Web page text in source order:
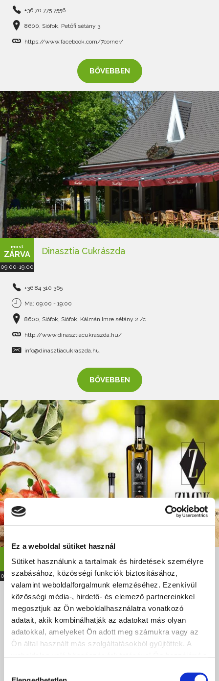
Ez a weboldal sütiket használ
Sütiket használunk a tartalmak és hirdetések személyre
szabásához, közösségi funkciók biztosításához,
valamint weboldalforgalmunk elemzéséhez. Ezenkívül
közösségi média-, hirdető- és elemező partnereinkkel
megosztjuk az Ön weboldalhasználatra vonatkozó
adatait, akik kombinálhatják az adatokat más olyan
adatokkal, amelyeket Ön adott meg számukra vagy az
Ön által használt más szolgáltatásokból gyűjtöttek. A
+36 70 775 7556
8600, Siófok, Petőfi sétány 3.
https://www.facebook.com/7corner/
BŐVEBBEN
most
ZÁRVA
09:00-19:00
Dinasztia Cukrászda
+36 84 310 365
Ma: 09:00 - 19:00
8600, Siófok, Siófok, Kálmán Imre sétány 2./c
http://www.dinasztiacukraszda.hu/
info@dinasztiacukraszda.hu
BŐVEBBEN
ZÁRVA
08:00-16:09
Zimek Pálinka Manufaktúra
Filozófiánk szerint „a jó gyümölcs már elengedte a fa ágát, de
még nem érte el a talajt”.
+36 70 429 68 69
Ma: 08:00 - 16:09
8621, Zamárdi, Endrédi út 061/24 hrsz.
http://www.zimekpalinka.hu/